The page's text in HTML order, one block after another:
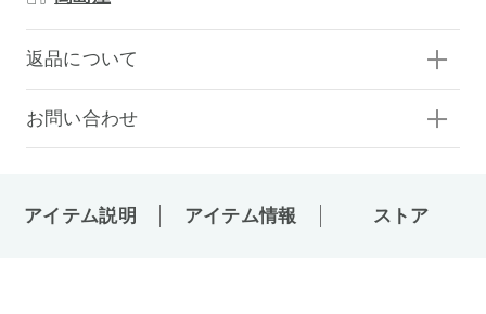
返品について
お問い合わせ
アイテム説明 アイテム情報 ストア